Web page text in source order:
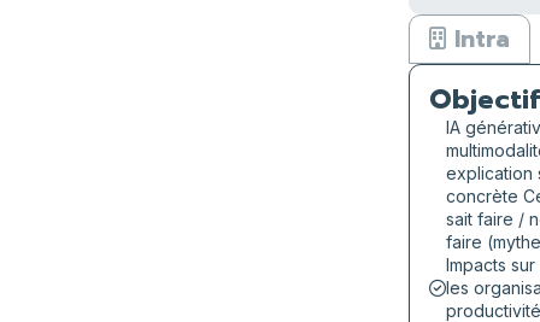
Intra
IA
explication
concrète
sait faire /
faire
Impacts
les
productivité